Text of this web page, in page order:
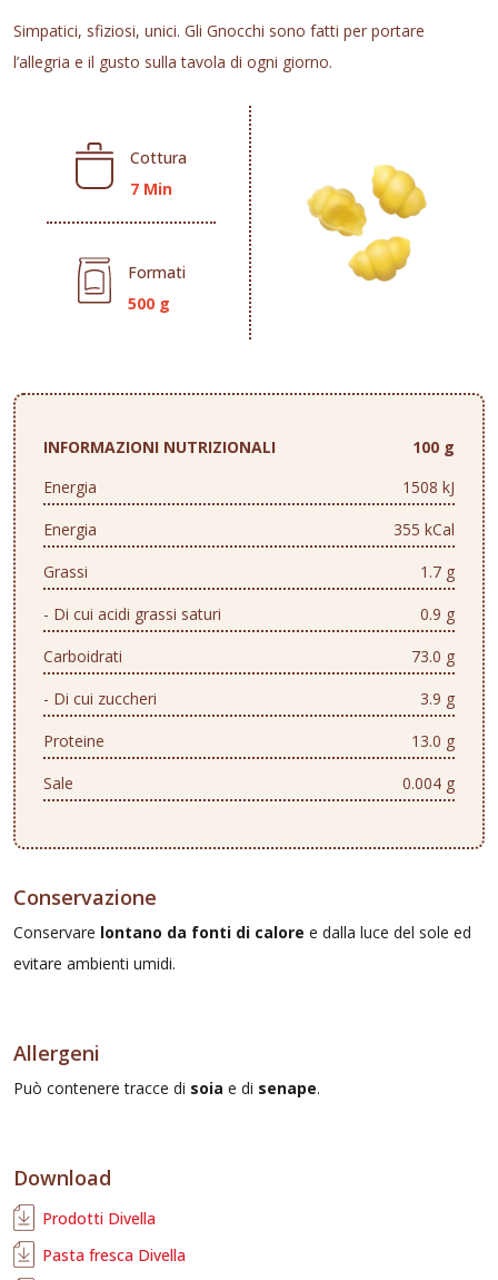
Simpatici, sfiziosi, unici. Gli Gnocchi sono fatti per portare
l’allegria e il gusto sulla tavola di ogni giorno.
Cottura
7 Min
Formati
500 g
INFORMAZIONI NUTRIZIONALI
100 g
Energia
1508 kJ
Energia
355 kCal
Grassi
1.7 g
- Di cui acidi grassi saturi
0.9 g
Carboidrati
73.0 g
- Di cui zuccheri
3.9 g
Proteine
13.0 g
Sale
0.004 g
Conservazione
Conservare lontano da fonti di calore e dalla luce del sole ed
evitare ambienti umidi.
Allergeni
Può contenere tracce di soia e di senape.
Download
Prodotti Divella
Pasta fresca Divella